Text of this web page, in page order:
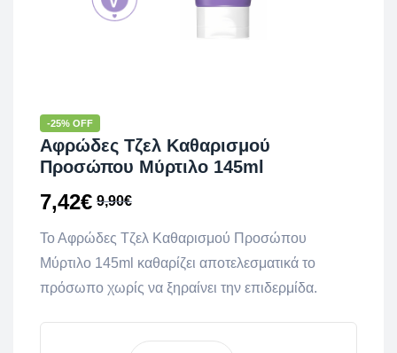
-25% OFF
Αφρώδες Τζελ Καθαρισμού
Προσώπου Μύρτιλο 145ml
9,90€
7,42€
Το Αφρώδες Τζελ Καθαρισμού Προσώπου
Μύρτιλο 145ml καθαρίζει αποτελεσματικά το
πρόσωπο χωρίς να ξηραίνει την επιδερμίδα.